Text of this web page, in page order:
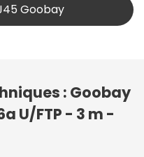
Goobay
: Goobay
U/FTP - 3 m -